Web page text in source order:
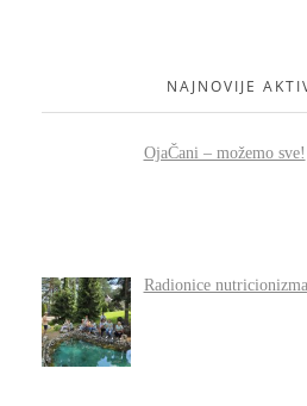
NAJNOVIJE
OjaČani – možemo sve!
Radionice nutricionizma